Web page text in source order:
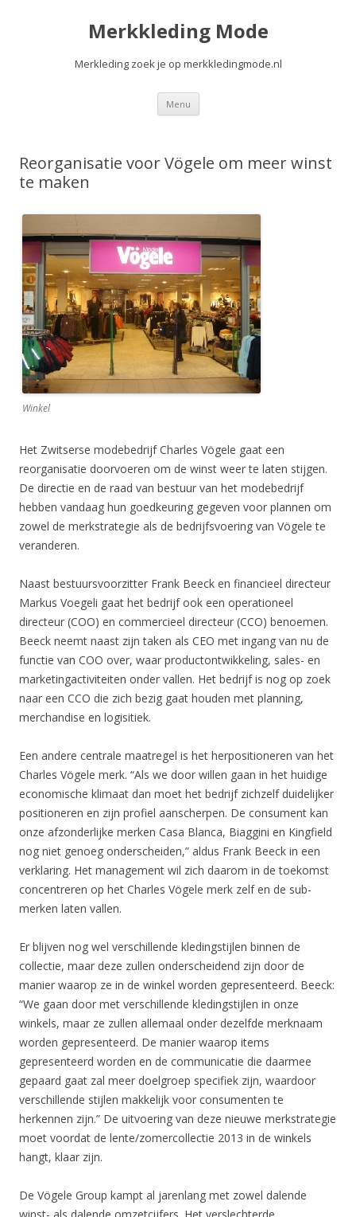
Merkkleding Mode
Merkleding zoek je op merkkledingmode.nl
Menu Spring
de
Reorganisatie voor Vögele om meer winst
te maken
Winkel
Het Zwitserse modebedrijf Charles Vögele gaat een
reorganisatie doorvoeren om de winst weer te laten stijgen.
De directie en de raad van bestuur van het modebedrijf
hebben vandaag hun goedkeuring gegeven voor plannen om
zowel de merkstrategie als de bedrijfsvoering van Vögele te
veranderen.
Naast bestuursvoorzitter Frank Beeck en financieel directeur
Markus Voegeli gaat het bedrijf ook een operationeel
directeur (COO) en commercieel directeur (CCO) benoemen.
Beeck neemt naast zijn taken als CEO met ingang van nu de
functie van COO over, waar productontwikkeling, sales- en
marketingactiviteiten onder vallen. Het bedrijf is nog op zoek
naar een CCO die zich bezig gaat houden met planning,
merchandise en logisitiek.
Een andere centrale maatregel is het herpositioneren van het
Charles Vögele merk. “Als we door willen gaan in het huidige
economische klimaat dan moet het bedrijf zichzelf duidelijker
positioneren en zijn profiel aanscherpen. De consument kan
onze afzonderlijke merken Casa Blanca, Biaggini en Kingfield
nog niet genoeg onderscheiden,” aldus Frank Beeck in een
verklaring. Het management wil zich daarom in de toekomst
concentreren op het Charles Vögele merk zelf en de sub-
merken laten vallen.
Er blijven nog wel verschillende kledingstijlen binnen de
collectie, maar deze zullen onderscheidend zijn door de
manier waarop ze in de winkel worden gepresenteerd. Beeck:
“We gaan door met verschillende kledingstijlen in onze
winkels, maar ze zullen allemaal onder dezelfde merknaam
worden gepresenteerd. De manier waarop items
gepresenteerd worden en de communicatie die daarmee
gepaard gaat zal meer doelgroep specifiek zijn, waardoor
verschillende stijlen makkelijk voor consumenten te
herkennen zijn.” De uitvoering van deze nieuwe merkstrategie
moet voordat de lente/zomercollectie 2013 in de winkels
hangt, klaar zijn.
De Vögele Group kampt al jarenlang met zowel dalende